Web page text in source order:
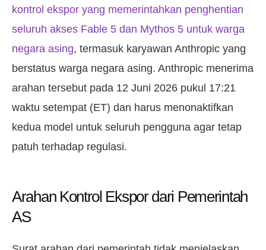
kontrol ekspor yang memerintahkan penghentian
seluruh akses Fable 5 dan Mythos 5 untuk warga
negara asing, termasuk karyawan Anthropic yang
berstatus warga negara asing. Anthropic menerima
arahan tersebut pada 12 Juni 2026 pukul 17:21
waktu setempat (ET) dan harus menonaktifkan
kedua model untuk seluruh pengguna agar tetap
patuh terhadap regulasi.
Arahan Kontrol Ekspor dari Pemerintah
AS